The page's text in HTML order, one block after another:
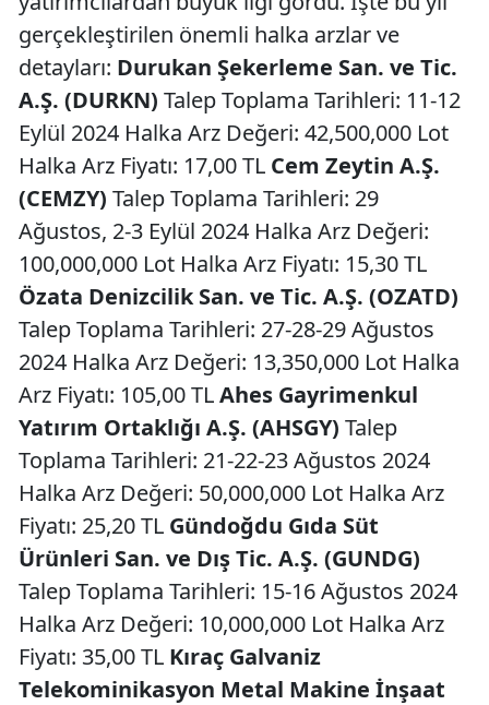
gerçekleştirilen önemli halka arzlar ve
detayları: Durukan Şekerleme San. ve Tic.
A.Ş. (DURKN) Talep Toplama Tarihleri: 11-12
Eylül 2024 Halka Arz Değeri: 42,500,000 Lot
Halka Arz Fiyatı: 17,00 TL Cem Zeytin A.Ş.
(CEMZY) Talep Toplama Tarihleri: 29
Ağustos, 2-3 Eylül 2024 Halka Arz Değeri:
100,000,000 Lot Halka Arz Fiyatı: 15,30 TL
Özata Denizcilik San. ve Tic. A.Ş. (OZATD)
Talep Toplama Tarihleri: 27-28-29 Ağustos
2024 Halka Arz Değeri: 13,350,000 Lot Halka
Arz Fiyatı: 105,00 TLAhes Gayrimenkul
Yatırım Ortaklığı A.Ş. (AHSGY) Talep
Toplama Tarihleri: 21-22-23 Ağustos 2024
Halka Arz Değeri: 50,000,000 Lot Halka Arz
Fiyatı: 25,20 TL Gündoğdu Gıda Süt
Ürünleri San. ve Dış Tic. A.Ş. (GUNDG)
Talep Toplama Tarihleri: 15-16 Ağustos 2024
Halka Arz Değeri: 10,000,000 Lot Halka Arz
Fiyatı: 35,00 TL Kıraç Galvaniz
Telekominikasyon Metal Makine İnşaat